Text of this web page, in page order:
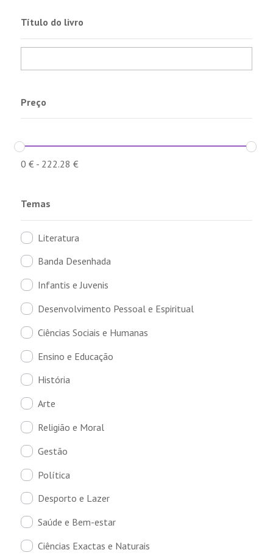
Título do livro
Preço
0 €- 222.28 €
Temas
Literatura
Banda Desenhada
Infantis e Juvenis
Desenvolvimento Pessoal e Espiritual
Ciências Sociais e Humanas
Ensino e Educação
História
Arte
Religião e Moral
Gestão
Política
Desporto e Lazer
Saúde e Bem-estar
Ciências Exactas e Naturais